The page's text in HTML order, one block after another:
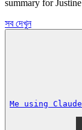
summary for
সব দেখুন
Me using